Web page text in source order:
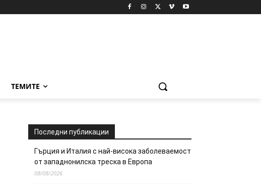
ТЕМИТЕ
Последни публикации
Гърция и Италия с най-висока заболеваемост
от западнонилска треска в Европа
08/08/2026